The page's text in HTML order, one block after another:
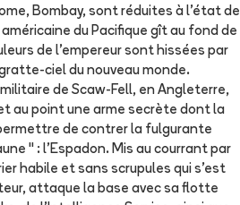
Bombay, sont réduites à l'état de
du Pacifique gît au fond de
de l'empereur sont hissées par
ciel du nouveau monde.
de Scaw-Fell, en Angleterre,
au point une arme secrète dont la
de contrer la fulgurante
" : l'Espadon. Mis au courrant par
habile et sans scrupules qui s'est
attaque la base avec sa flotte